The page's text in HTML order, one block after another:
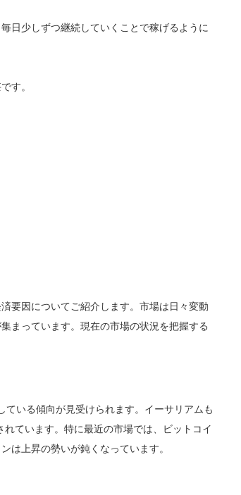
日少しずつ継続していくことで稼げるように
す。
要因についてご紹介します。市場は日々変動
まっています。現在の市場の状況を把握する
いる傾向が見受けられます。イーサリアムも
ています。特に最近の市場では、ビットコイ
は上昇の勢いが鈍くなっています。